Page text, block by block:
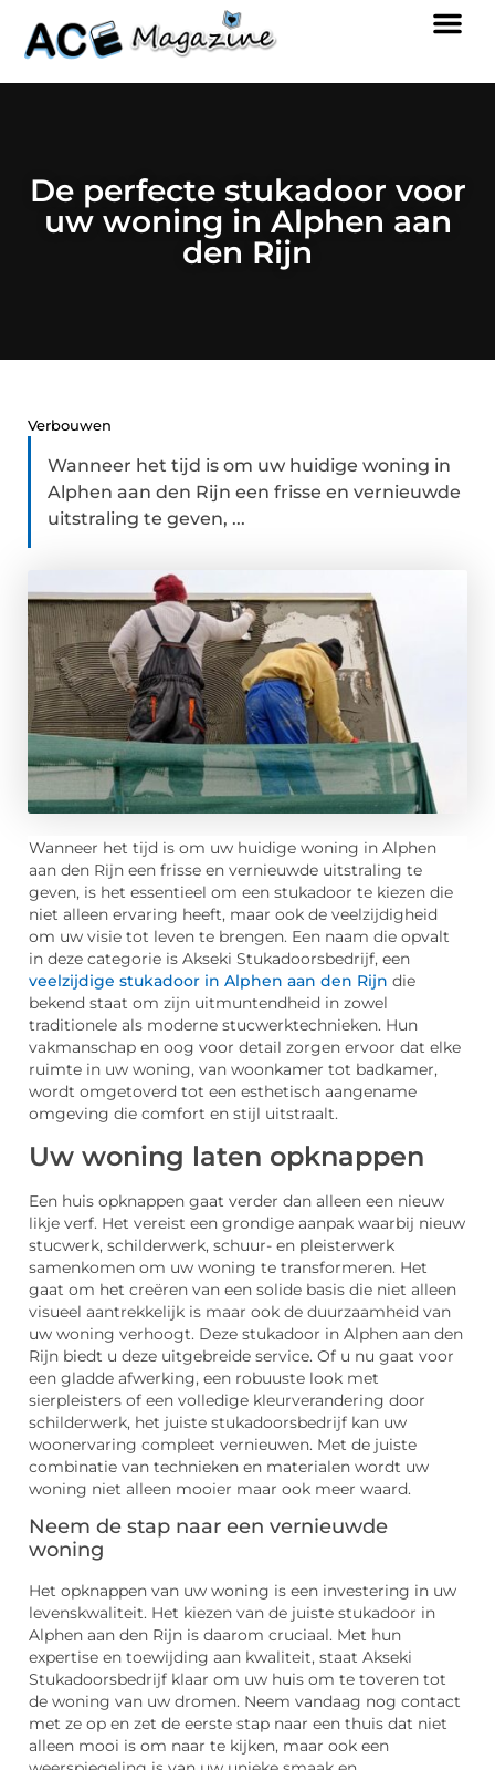
De perfecte stukadoor voor
uw woning in Alphen aan
den Rijn
Verbouwen
Wanneer het tijd is om uw huidige woning in
Alphen aan den Rijn een frisse en vernieuwde
uitstraling te geven, ...
Wanneer het tijd is om uw huidige woning in Alphen
aan den Rijn een frisse en vernieuwde uitstraling te
geven, is het essentieel om een stukadoor te kiezen die
niet alleen ervaring heeft, maar ook de veelzijdigheid
om uw visie tot leven te brengen. Een naam die opvalt
in deze categorie is Akseki Stukadoorsbedrijf, een
veelzijdige stukadoor in Alphen aan den Rijn die
bekend staat om zijn uitmuntendheid in zowel
traditionele als moderne stucwerktechnieken. Hun
vakmanschap en oog voor detail zorgen ervoor dat elke
ruimte in uw woning, van woonkamer tot badkamer,
wordt omgetoverd tot een esthetisch aangename
omgeving die comfort en stijl uitstraalt.
Uw woning laten opknappen
Een huis opknappen gaat verder dan alleen een nieuw
likje verf. Het vereist een grondige aanpak waarbij nieuw
stucwerk, schilderwerk, schuur- en pleisterwerk
samenkomen om uw woning te transformeren. Het
gaat om het creëren van een solide basis die niet alleen
visueel aantrekkelijk is maar ook de duurzaamheid van
uw woning verhoogt. Deze stukadoor in Alphen aan den
Rijn biedt u deze uitgebreide service. Of u nu gaat voor
een gladde afwerking, een robuuste look met
sierpleisters of een volledige kleurverandering door
schilderwerk, het juiste stukadoorsbedrijf kan uw
woonervaring compleet vernieuwen. Met de juiste
combinatie van technieken en materialen wordt uw
woning niet alleen mooier maar ook meer waard.
Neem de stap naar een vernieuwde
woning
Het opknappen van uw woning is een investering in uw
levenskwaliteit. Het kiezen van de juiste stukadoor in
Alphen aan den Rijn is daarom cruciaal. Met hun
expertise en toewijding aan kwaliteit, staat Akseki
Stukadoorsbedrijf klaar om uw huis om te toveren tot
de woning van uw dromen. Neem vandaag nog contact
met ze op en zet de eerste stap naar een thuis dat niet
alleen mooi is om naar te kijken, maar ook een